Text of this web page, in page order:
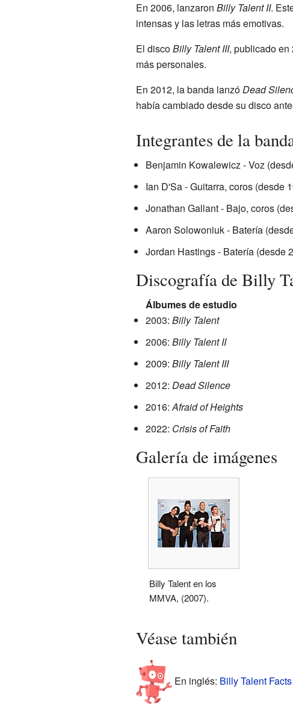
En 2006, lanzaron Billy Talent II.
intensas y las letras más emotivas.
El discoBilly Talent III, publicado en
más personales.
En 2012, la banda lanzóDead
había cambiado desde su disco
Integrantes de la
Benjamin Kowalewicz - Voz
Ian D'Sa - Guitarra, coros (desde
Jonathan Gallant - Bajo, coros
Aaron Solowoniuk - Batería
Jordan Hastings - Batería (desde
Discografía de Billy
Álbumes de estudio
2003: Billy Talent
2006: Billy Talent II
2009: Billy Talent III
2012: Dead Silence
2016:Afraid of Heights
2022: Crisis of Faith
Galería de imágenes
Billy Talent en los
MMVA, (2007).
Véase también
En inglés: Billy Talent